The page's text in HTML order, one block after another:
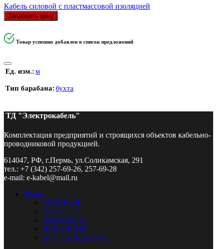
Кабель силовой с пластмассовой изоляцией
Запросить цену
Товар успешно добавлен в список предложений
Ед. изм. м
Тип барабана бухта
ТД "Электрокабель"​
Комплектация предприятий и строящихся объектов кабельно-
проводниковой продукцией.
614047, РФ, г.Пермь, ул.Соликамская, 291
тел.: +7 (342) 257-69-26, 257-69-28
e-mail: e-kabel@mail.ru
Меню
ГЛАВНАЯ
КАТАЛОГ
КОНТАКТЫ
ВАКАНСИИ
ПОСТАВЩИКАМ